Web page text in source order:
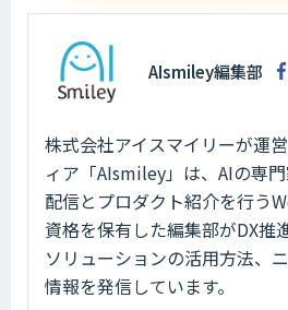
AIsmiley編集部
株式会社アイスマイリーが運
ィア「AIsmiley」は、AIの専
配信とプロダクト紹介を行う
資格を保有した編集部がDX推
ソリューションの活用方法、
情報を発信しています。